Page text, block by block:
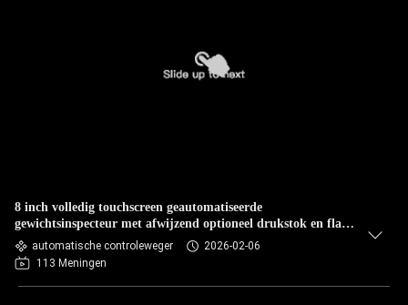
8 inch volledig touchscreen geautomatiseerde
gewichtsinspecteur met afwijzend optioneel drukstok en flap
dropautomatische controleweger
2026-02-06
113 Meningen